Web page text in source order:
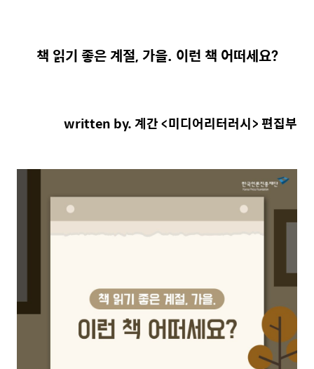
책 읽기 좋은 계절, 가을. 이런 책 어떠세요?
written by. 계간 <미디어리터러시> 편집부